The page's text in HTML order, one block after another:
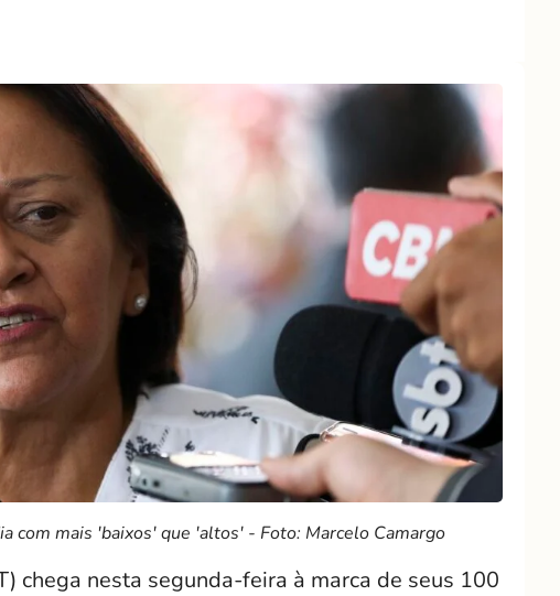
com mais 'baixos' que 'altos' - Foto: Marcelo Camargo
chega nesta segunda-feira à marca de seus 100